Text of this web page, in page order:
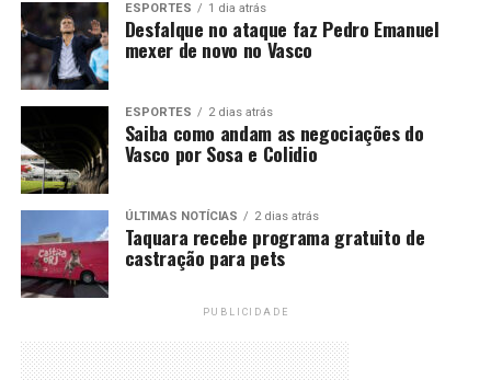
ESPORTES 1 dia atrás
Desfalque no ataque faz Pedro Emanuel
mexer de novo no Vasco
ESPORTES 2 dias atrás
Saiba como andam as negociações do
Vasco por Sosa e Colidio
ÚLTIMAS NOTÍCIAS 2 dias atrás
Taquara recebe programa gratuito de
castração para pets
PUBLICIDADE